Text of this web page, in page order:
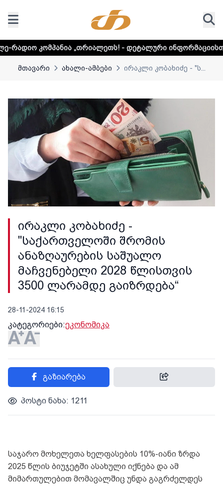
„თრიალეთს! - დეტალური ინფორმაციისთვის
მთავარი ახალი-ამბები ირაკლი კობახიძე - "ს...
ირაკლი კობახიძე -
"საქართველოში შრომის
ანაზღაურების საშუალო
მაჩვენებელი 2028 წლისთვის
3500 ლარამდე გაიზრდება“
28-11-2024 16:15
კატეგორიები:ეკონომიკა
გაზიარება
პოსტი ნახა: 1211
საჯარო მოხელეთა ხელფასების 10%-იანი ზრდა
2025 წლის ბიუჯეტში ასახული იქნება და ამ
მიმართულებით მომავალშიც უნდა გაგრძელდეს